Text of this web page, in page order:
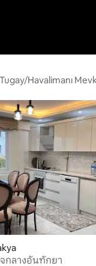
Havalimanı
จกลางอันทักยา